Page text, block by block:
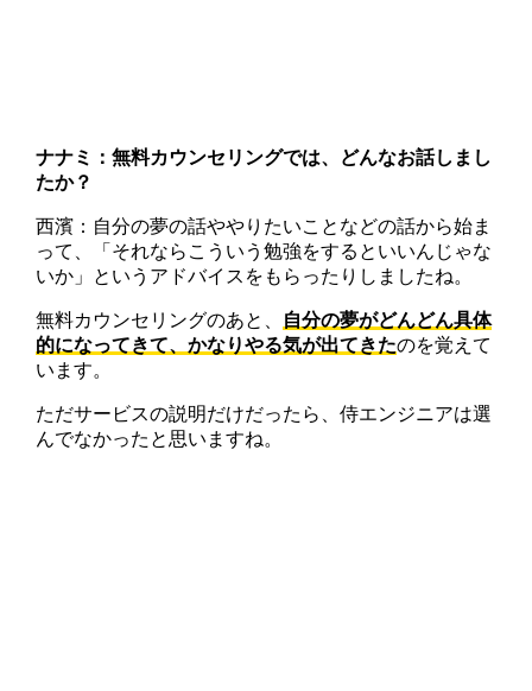
ナナミ：無料カウンセリングでは、どんなお話しまし
たか？
西濱：自分の夢の話ややりたいことなどの話から始ま
って、「それならこういう勉強をするといいんじゃな
いか」というアドバイスをもらったりしましたね。
無料カウンセリングのあと、 自分の夢がどんどん具体
的になってきて、かなりやる気が出てきたのを覚えて
います。
ただサービスの説明だけだったら、侍エンジニアは選
んでなかったと思いますね。